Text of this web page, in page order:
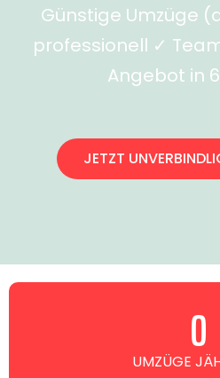
Günstige Umzüge
professionell ✓
Angebot in
JETZT
UMZÜGE0